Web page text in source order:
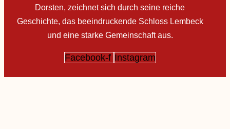
Dorsten, zeichnet sich durch seine reiche
Geschichte, das beeindruckende Schloss Lembeck
und eine starke Gemeinschaft aus.
Facebook-f Instagram